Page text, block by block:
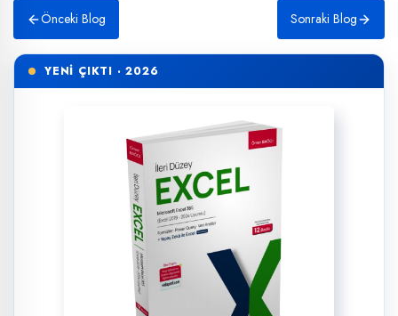
Önceki Blog Sonraki Blog
YENİ ÇIKTI · 2026